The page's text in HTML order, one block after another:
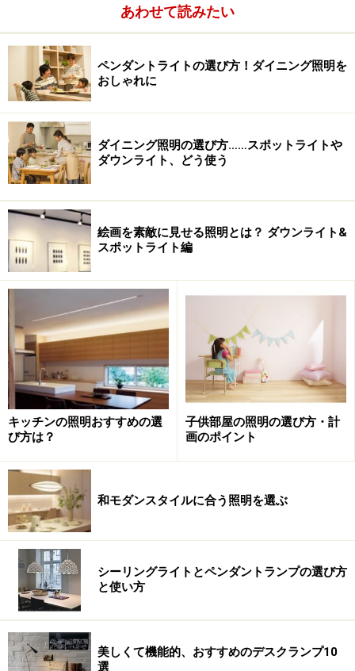
あわせて読みたい
ペンダントライトの選び方！ダイニング照明を
おしゃれに
ダイニング照明の選び方……スポットライトや
ダウンライト、どう使う
絵画を素敵に見せる照明とは？ ダウンライト&
スポットライト編
キッチンの照明おすすめの選
び方は？
子供部屋の照明の選び方・計
画のポイント
和モダンスタイルに合う照明を選ぶ
シーリングライトとペンダントランプの選び方
と使い方
美しくて機能的、おすすめのデスクランプ10
選